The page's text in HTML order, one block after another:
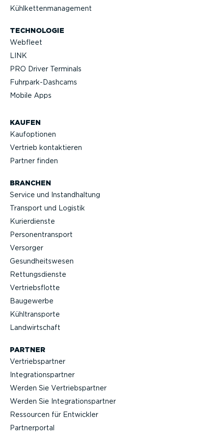
Kühlket­ten­ma­nagement
TECHNOLOGIE
Webfleet
LINK
PRO Driver Terminals
Fuhrpar­k-Da­shcams
Mobile Apps
KAUFEN
Kaufop­tionen
Vertrieb kontak­tieren
Partner finden
BRANCHEN
Service und Instand­haltung
Transport und Logistik
Kurier­dienste
Perso­nen­transport
Versorger
Gesund­heits­wesen
Rettungs­dienste
Vertriebs­flotte
Baugewerbe
Kühltrans­porte
Landwirt­schaft
PARTNER
Vertriebs­partner
Integra­ti­ons­partner
Werden Sie Vertriebs­partner
Werden Sie Integra­ti­ons­partner
Ressourcen für Entwickler
Partner­portal